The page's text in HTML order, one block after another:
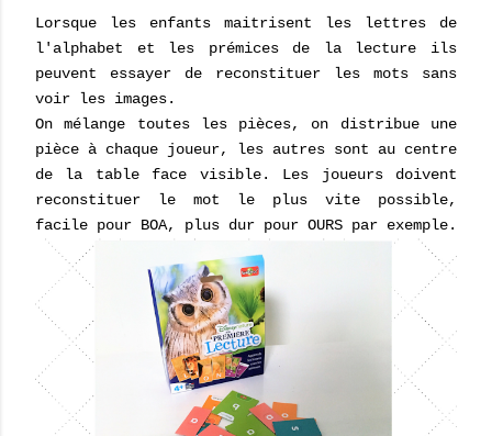
Lorsque les enfants maitrisent les lettres de
l'alphabet et les prémices de la lecture ils
peuvent essayer de reconstituer les mots sans
voir les images.
On mélange toutes les pièces, on distribue une
pièce à chaque joueur, les autres sont au centre
de la table face visible. Les joueurs doivent
reconstituer le mot le plus vite possible,
facile pour BOA, plus dur pour OURS par exemple.